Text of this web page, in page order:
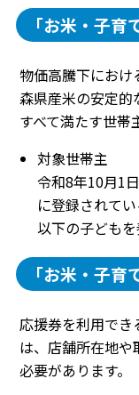
「お米・子
物価高騰下にお
森県産米の安定
すべて満たす世帯
対象世帯主
令和8年10月1
に登録されて
以下の子ども
「お米・子
応援券を利用で
は、店舗所在地
必要があります。